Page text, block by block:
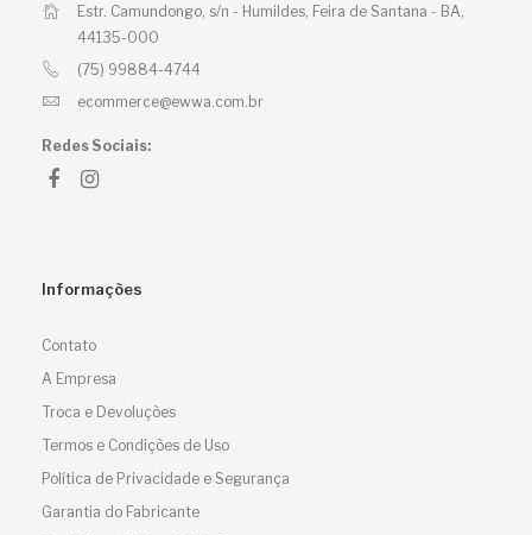
Estr. Camundongo, s/n - Humildes, Feira de Santana - BA,
44135-000
(75) 99884-4744
ecommerce@ewwa.com.br
Redes Sociais:
Informações
Contato
A Empresa
Troca e Devoluções
Termos e Condições de Uso
Política de Privacidade e Segurança
Garantia do Fabricante